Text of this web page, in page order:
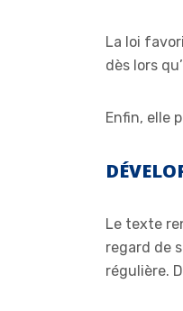
La loi
dès lors
Enfin, elle
Le texte
regard de
régulière.